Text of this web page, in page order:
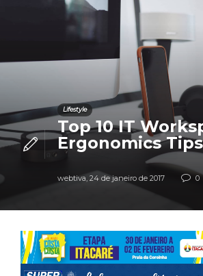
Lifestyle
Top 10 IT
Ergonomics
webtiva, 24 de janeiro de 2017 0